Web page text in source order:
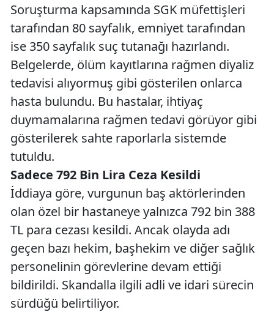
Soruşturma kapsamında SGK müfettişleri
tarafından 80 sayfalık, emniyet tarafından
ise 350 sayfalık suç tutanağı hazırlandı.
Belgelerde, ölüm kayıtlarına rağmen diyaliz
tedavisi alıyormuş gibi gösterilen onlarca
hasta bulundu. Bu hastalar, ihtiyaç
duymamalarına rağmen tedavi görüyor gibi
gösterilerek sahte raporlarla sistemde
tutuldu.
Sadece 792 Bin Lira Ceza Kesildi
İddiaya göre, vurgunun baş aktörlerinden
olan özel bir hastaneye yalnızca 792 bin 388
TL para cezası kesildi. Ancak olayda adı
geçen bazı hekim, başhekim ve diğer sağlık
personelinin görevlerine devam ettiği
bildirildi. Skandalla ilgili adli ve idari sürecin
sürdüğü belirtiliyor.